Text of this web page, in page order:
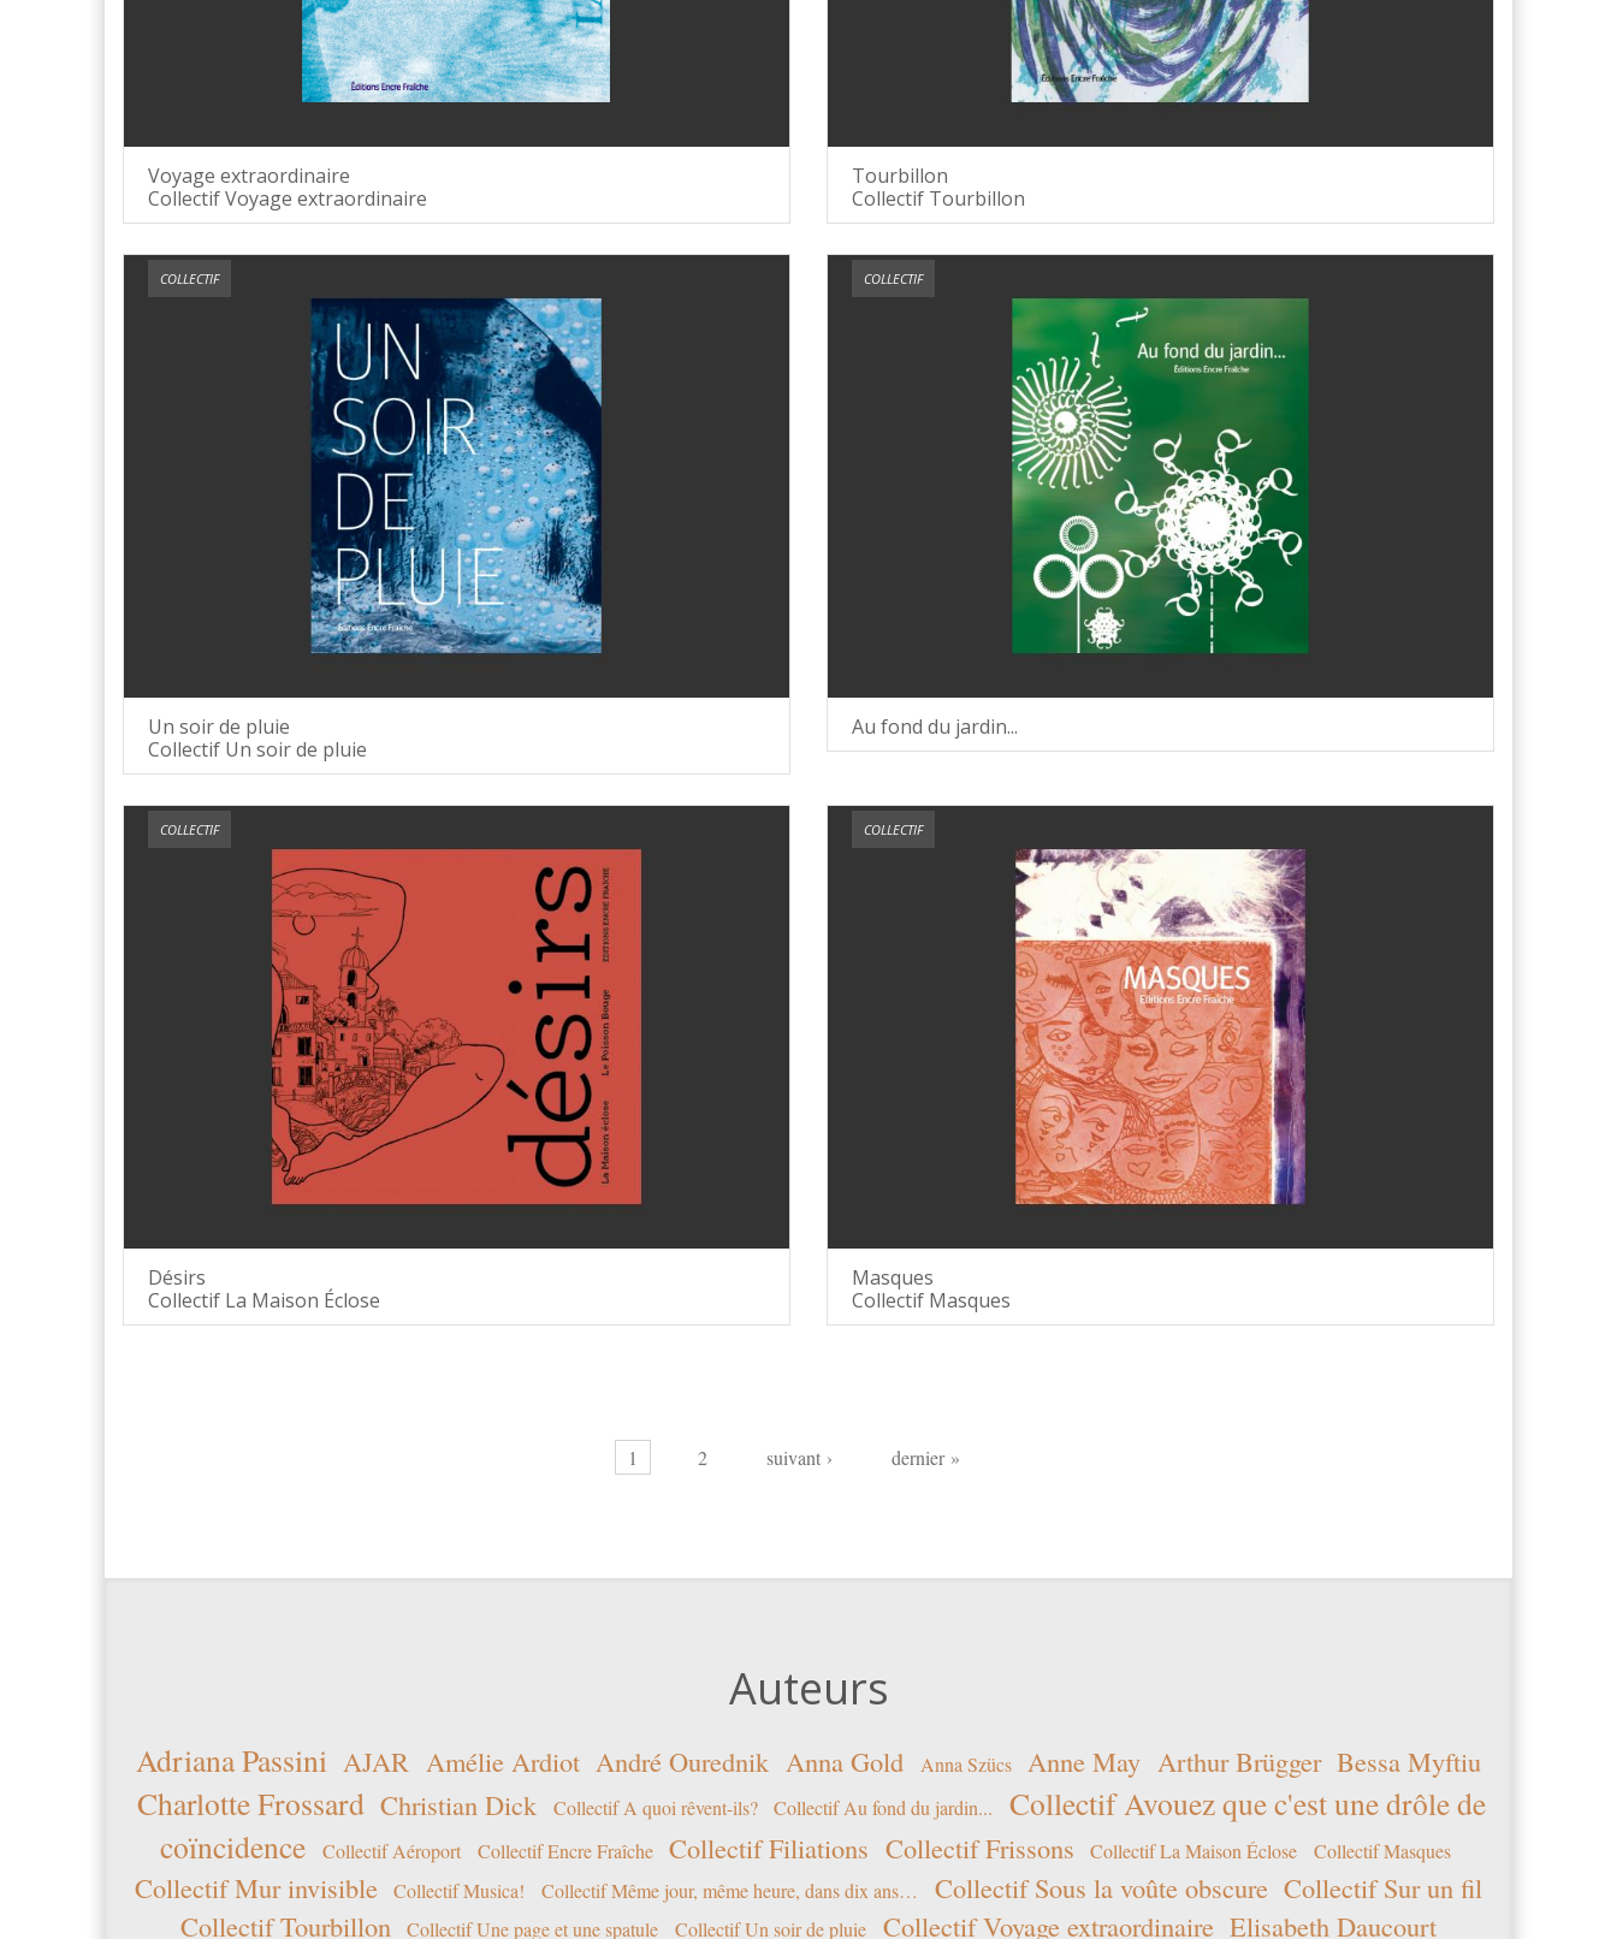
Voyage extraordinaire
Collectif Voyage extraordinaire
Tourbillon
Collectif Tourbillon
COLLECTIF
Un soir de pluie
Collectif Un soir de pluie
COLLECTIF
Au fond du jardin...
COLLECTIF
Désirs
Collectif La Maison Éclose
COLLECTIF
Masques
Collectif Masques
1 2 suivant › dernier »
Auteurs
Adriana Passini AJAR Amélie Ardiot André Ourednik Anna Gold Anna Szücs Anne May Arthur Brügger Bessa Myftiu
Charlotte Frossard Christian Dick Collectif A quoi rêvent-ils? Collectif Au fond du jardin...
Collectif Avouez que c'est une drôle de
coïncidence
Collectif Aéroport Collectif Encre Fraîche Collectif Filiations Collectif Frissons Collectif La Maison Éclose Collectif Masques
Collectif Mur invisible Collectif Musica! Collectif Même jour, même heure, dans dix ans… Collectif Sous la voûte obscure Collectif Sur un fil
Collectif Tourbillon
Collectif Une page et une spatule Collectif Un soir de pluie Collectif Voyage extraordinaire Elisabeth Daucourt